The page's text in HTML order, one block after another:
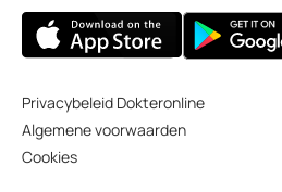
Privacybeleid Dokteronline
Algemene voorwaarden
Cookies